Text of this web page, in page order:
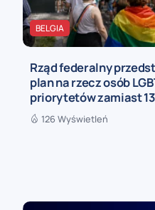
BELGIA
Rząd federalny
plan na rzecz osób
priorytetów zamiast
126 Wyświetleń